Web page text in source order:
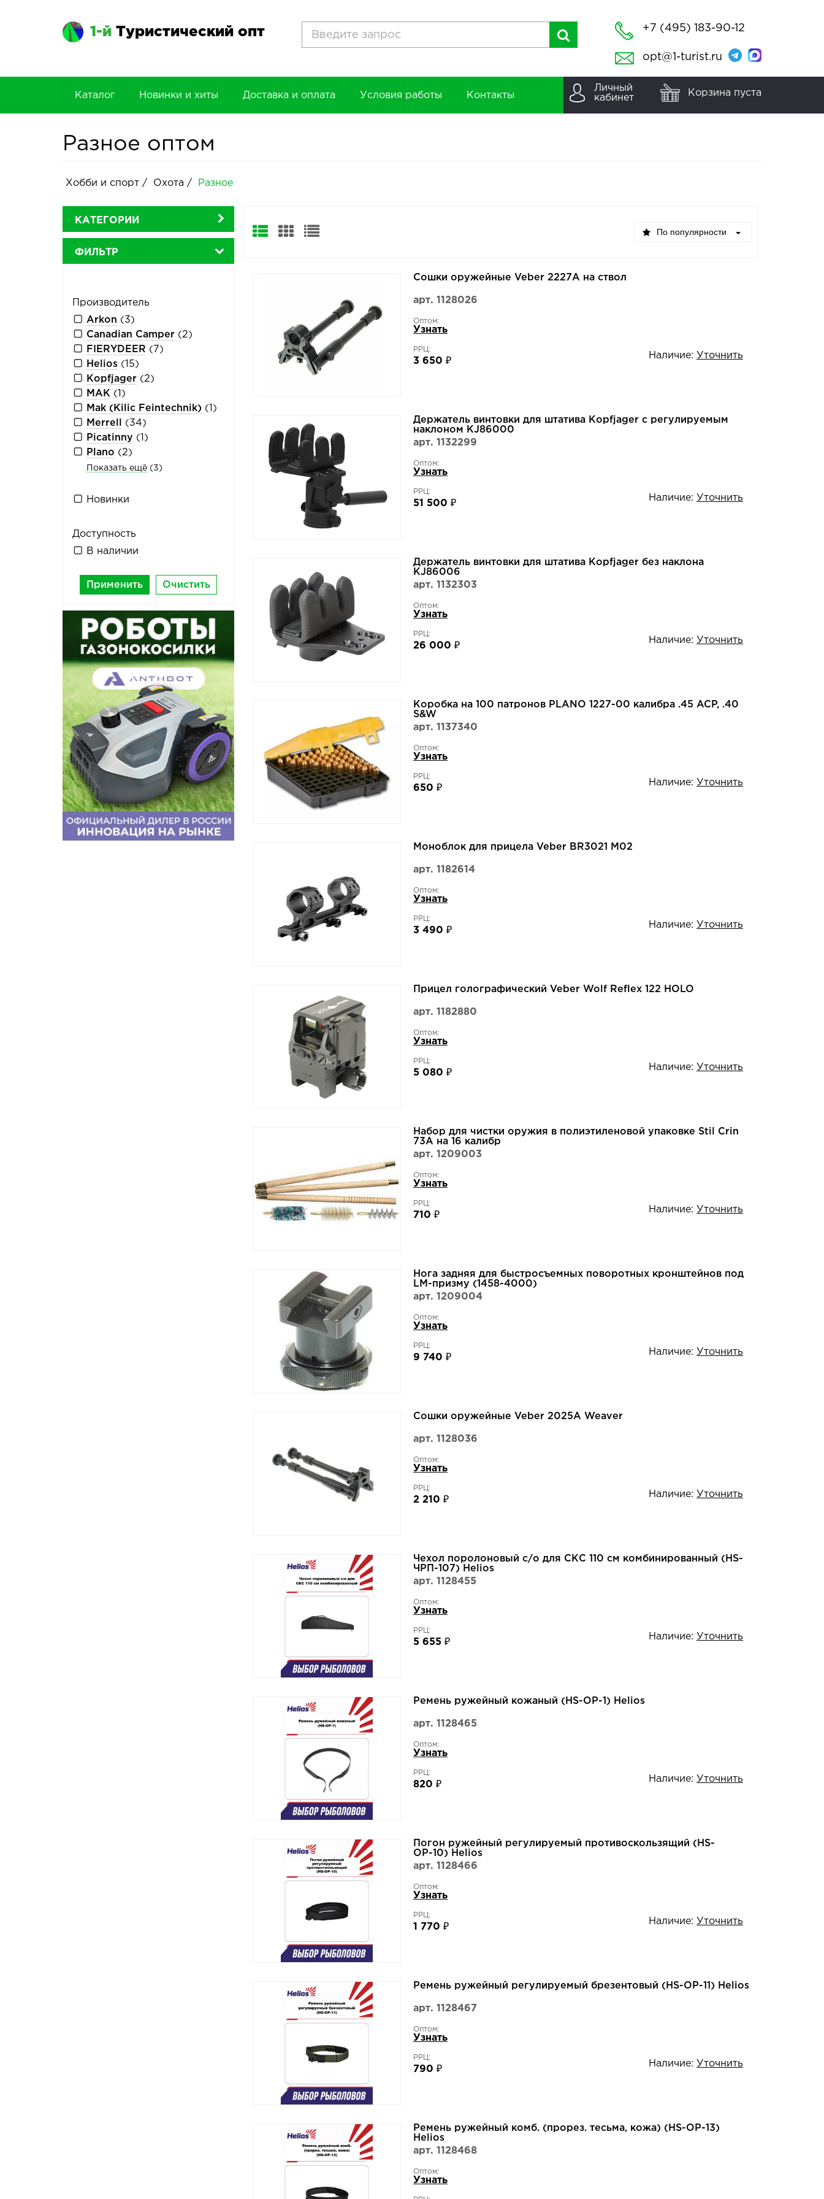
1-й Туристический опт +7 (495) 183-90-12
opt@1-turist.ru
Каталог Новинки и хиты Доставка и оплата Условия работы Контакты
Личный
кабинет
Корзина пуста
Разное оптом
Хобби и спорт / Охота / Разное
КАТЕГОРИИ
ФИЛЬТР
Производитель
Arkon (3)
Canadian Camper (2)
FIERYDEER (7)
Helios (15)
Kopfjager (2)
MAK (1)
Mak (Kilic Feintechnik) (1)
Merrell
(34)
Picatinny (1)
Plano (2)
Показать ещё (3)
Новинки
Доступность
В наличии
Применить Очистить
По популярности
Сошки оружейные Veber 2227A на ствол
арт. 1128026
Оптом:
Узнать
РРЦ:
3 650 ₽
Наличие: Уточнить
Держатель винтовки для штатива Kopfjager с регулируемым
наклоном KJ86000
арт. 1132299
Оптом:
Узнать
РРЦ:
51 500 ₽
Наличие: Уточнить
Держатель винтовки для штатива Kopfjager без наклона
KJ86006
арт. 1132303
Оптом:
Узнать
РРЦ:
26 000 ₽
Наличие: Уточнить
Коробка на 100 патронов PLANO 1227-00 калибра .45 ACP, .40
S&W
арт. 1137340
Оптом:
Узнать
РРЦ:
650 ₽
Наличие: Уточнить
Моноблок для прицела Veber BR3021 M02
арт. 1182614
Оптом:
Узнать
РРЦ:
3 490 ₽
Наличие: Уточнить
Прицел голографический Veber Wolf Reflex 122 HOLO
арт. 1182880
Оптом:
Узнать
РРЦ:
5 080 ₽
Наличие: Уточнить
Набор для чистки оружия в полиэтиленовой упаковке Stil Crin
73A на 16 калибр
арт. 1209003
Оптом:
Узнать
РРЦ:
710 ₽
Наличие: Уточнить
Нога задняя для быстросъемных поворотных кронштейнов под
LM-призму (1458-4000)
арт. 1209004
Оптом:
Узнать
РРЦ:
9 740 ₽
Наличие: Уточнить
Сошки оружейные Veber 2025A Weaver
арт. 1128036
Оптом:
Узнать
РРЦ:
2 210 ₽
Наличие: Уточнить
Чехол поролоновый с/о для СКС 110 см комбинированный (HS-
ЧРП-107) Helios
арт. 1128455
Оптом:
Узнать
РРЦ:
5 655 ₽
Наличие: Уточнить
Ремень ружейный кожаный (HS-ОР-1) Helios
арт. 1128465
Оптом:
Узнать
РРЦ:
820 ₽
Наличие: Уточнить
Погон ружейный регулируемый противоскользящий (HS-
ОР-10) Helios
арт. 1128466
Оптом:
Узнать
РРЦ:
1 770 ₽
Наличие: Уточнить
Ремень ружейный регулируемый брезентовый (HS-ОР-11) Helios
арт. 1128467
Оптом:
Узнать
РРЦ:
790 ₽
Наличие: Уточнить
Ремень ружейный комб. (прорез. тесьма, кожа) (HS-ОР-13)
Helios
арт. 1128468
Оптом:
Узнать